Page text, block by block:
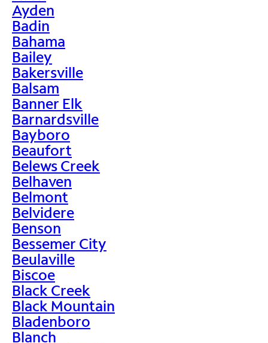
Ayden
Badin
Bahama
Bailey
Bakersville
Balsam
Banner Elk
Barnardsville
Bayboro
Beaufort
Belews Creek
Belhaven
Belmont
Belvidere
Benson
Bessemer City
Beulaville
Biscoe
Black Creek
Black Mountain
Bladenboro
Blanch